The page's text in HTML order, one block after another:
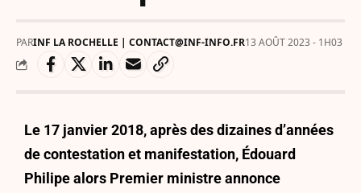
PARINF LA ROCHELLE | CONTACT@INF-INFO.FR13 AOÛT 2023 - 1H03
Le 17 janvier 2018, après des dizaines d’années
de contestation et manifestation, Édouard
Philipe alors Premier ministre annonce